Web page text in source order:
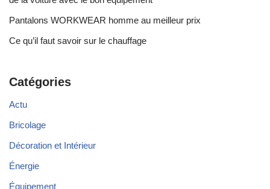
Pantalons WORKWEAR homme au meilleur prix
Ce qu’il faut savoir sur le chauffage
Catégories
Actu
Bricolage
Décoration et Intérieur
Énergie
Équipement